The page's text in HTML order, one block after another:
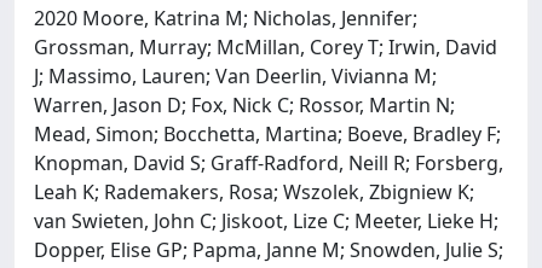
2020 Moore, Katrina M; Nicholas, Jennifer;
Grossman, Murray; McMillan, Corey T; Irwin, David
J; Massimo, Lauren; Van Deerlin, Vivianna M;
Warren, Jason D; Fox, Nick C; Rossor, Martin N;
Mead, Simon; Bocchetta, Martina; Boeve, Bradley F;
Knopman, David S; Graff-Radford, Neill R; Forsberg,
Leah K; Rademakers, Rosa; Wszolek, Zbigniew K;
van Swieten, John C; Jiskoot, Lize C; Meeter, Lieke H;
Dopper, Elise GP; Papma, Janne M; Snowden, Julie S;